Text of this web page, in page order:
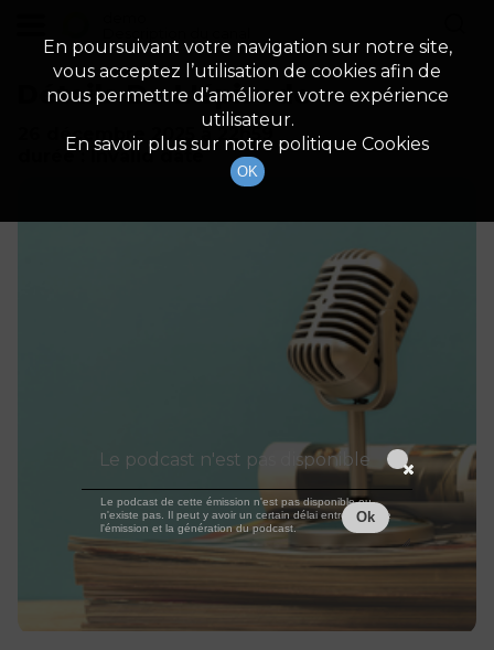
Détails De L'épisode
26 décembre 2025
à 22h59
durée : Invalid date
En poursuivant votre navigation sur notre site,
vous acceptez l’utilisation de cookies afin de
nous permettre d’améliorer votre expérience
utilisateur.
En savoir plus sur notre politique Cookies
OK
Le podcast n'est pas disponible
Le podcast de cette émission n'est pas disponible ou
n'existe pas. Il peut y avoir un certain délai entre la fin de
l'émission et la génération du podcast.
Ok